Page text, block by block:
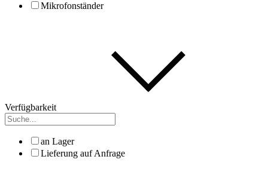
Mikrofonständer
Verfügbarkeit
an Lager
Lieferung auf Anfrage